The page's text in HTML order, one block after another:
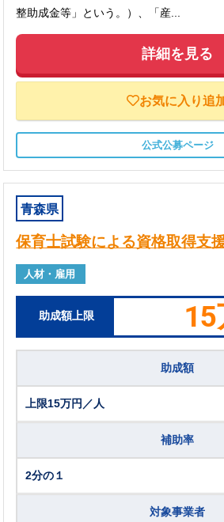
整助成金等」という。）、「産...
詳細を見る
お気に入り追
公式公募ページ
青森県
保育士試験による資格取得支
人材・雇用
助成額上限
助成額
上限15万円／人
補助率
2分の１
対象事業者